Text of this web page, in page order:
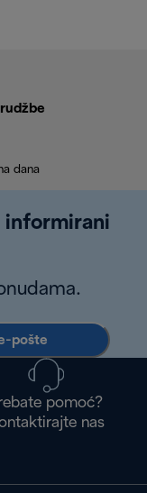
dana
informirani
pošte
pomoć?
nas